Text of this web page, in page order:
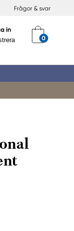
Frågor & svar
in